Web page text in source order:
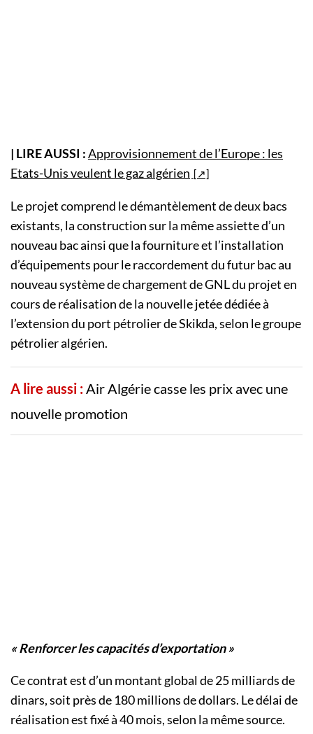
| LIRE AUSSI :Approvisionnement de l’Europe : les
Etats-Unis veulent le gaz algérien
Le projet comprend le démantèlement de deux bacs
existants, la construction sur la même assiette d’un
nouveau bac ainsi que la fourniture et l’installation
d’équipements pour le raccordement du futur bac au
nouveau système de chargement de GNL du projet en
cours de réalisation de la nouvelle jetée dédiée à
l’extension du port pétrolier de Skikda, selon le groupe
pétrolier algérien.
A lire aussi :Air Algérie casse les prix avec une
nouvelle promotion
« Renforcer les capacités d’exportation »
Ce contrat est d’un montant global de 25 milliards de
dinars, soit près de 180 millions de dollars. Le délai de
réalisation est fixé à 40 mois, selon la même source.